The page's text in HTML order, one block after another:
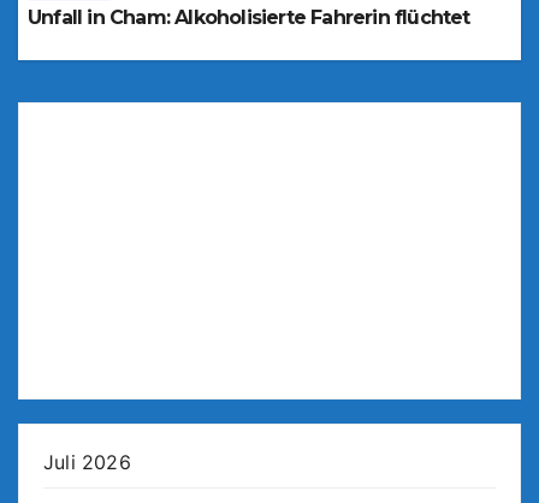
Unfall in Cham: Alkoholisierte Fahrerin flüchtet
Juli 2026